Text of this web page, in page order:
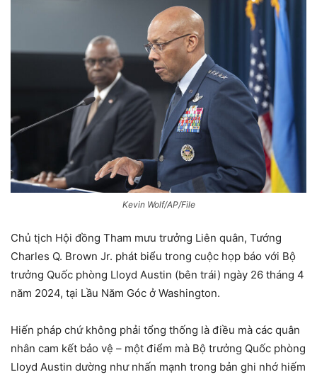
Kevin Wolf/AP/File
Chủ tịch Hội đồng Tham mưu trưởng Liên quân, Tướng
Charles Q. Brown Jr. phát biểu trong cuộc họp báo với Bộ
trưởng Quốc phòng Lloyd Austin (bên trái) ngày 26 tháng 4
năm 2024, tại Lầu Năm Góc ở Washington.
Hiến pháp chứ không phải tổng thống là điều mà các quân
nhân cam kết bảo vệ – một điểm mà Bộ trưởng Quốc phòng
Lloyd Austin dường như nhấn mạnh trong bản ghi nhớ hiếm